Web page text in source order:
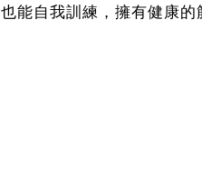
也能自我訓練，擁有健康的